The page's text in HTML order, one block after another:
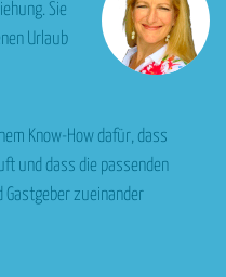
Sie
Urlaub
Know-How dafür, dass
und dass die passenden
Gastgeber zueinander